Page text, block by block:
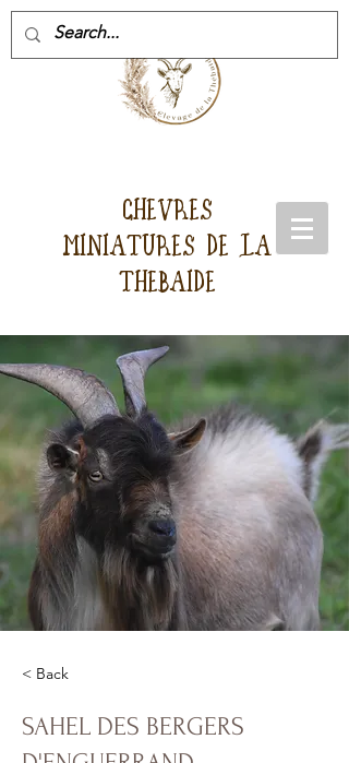
CHEVRES
MINIATURES DE LA
THEBAIDE
< Back
SAHEL DES BERGERS